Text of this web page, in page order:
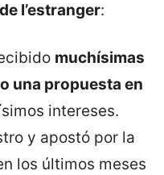
l’estranger:
muchísimas
una propuesta en
intereses.
y apostó por la
los últimos meses